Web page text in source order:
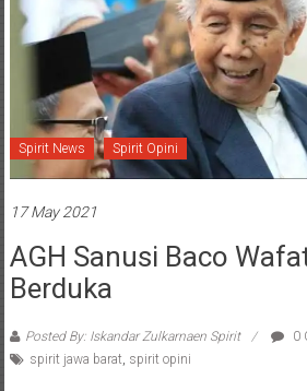
Spirit News Spirit Opini
17 May 2021
AGH Sanusi Baco
Berduka
Posted By: Iskandar Zulkarnaen Spirit
0
spirit jawa barat, spirit opini